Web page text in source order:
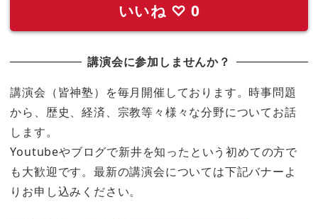
いいね ♡ 0
講演会に参加しませんか？
講演会（皆神塾）を毎月開催しております。時事問題
から、歴史、経済、宗教等々様々な分野についてお話
します。
Youtubeやブログで新井を知ったという初めての方で
も大歓迎です。最新の講演会については下記バナーよ
りお申し込みください。